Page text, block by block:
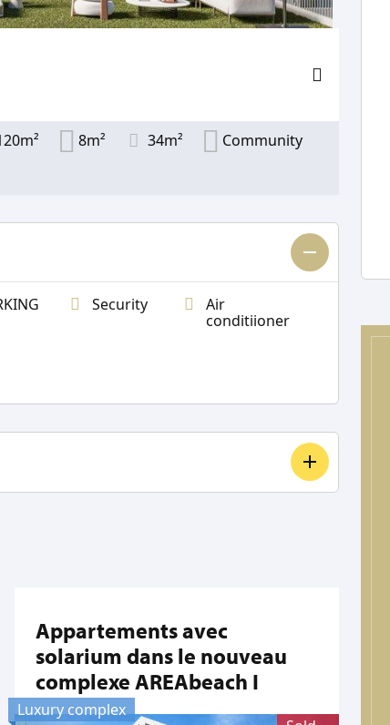
8m² 34m²
Community
Security
Air
conditiioner
Appartements avec
solarium dans le nouveau
complexe AREAbeach I
Luxury complex